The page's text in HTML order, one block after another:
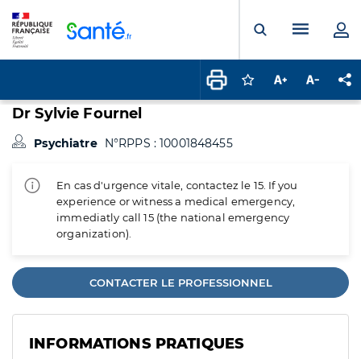
Ouvrir laMenu
Connectez-vous
Augmenter la
Dr Sylvie Fournel
Psychiatre N°RPPS : 10001848455
En cas d'urgence vitale, contactez le 15. If you
experience or witness a medical emergency,
immediatly call 15 (the national emergency
organization).
CONTACTER LE PROFESSIONNEL
INFORMATIONS PRATIQUES